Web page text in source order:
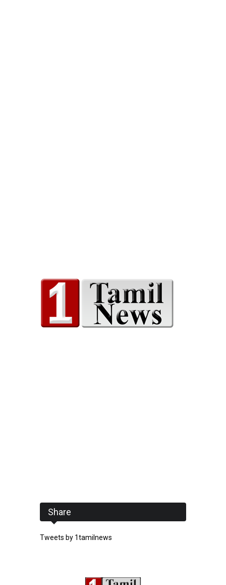
Share
Tweets by 1tamilnews